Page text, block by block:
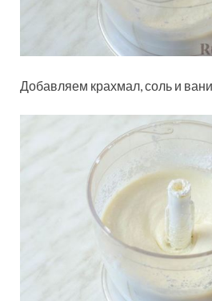
Добавляем крахмал, соль и